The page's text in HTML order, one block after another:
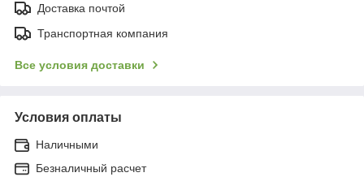
Доставка почтой
Транспортная компания
Все условия доставки
Условия оплаты
Наличными
Безналичный расчет